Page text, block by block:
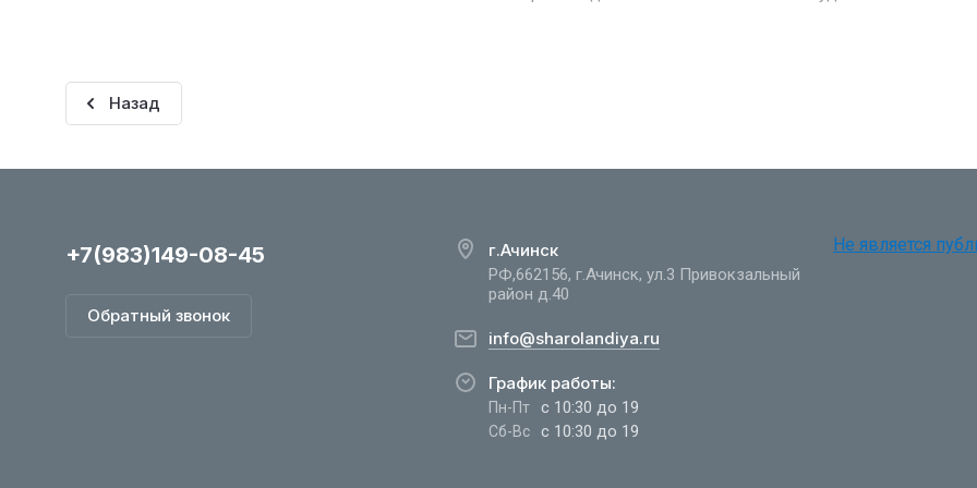
Назад
+7(983)149-08-45
Обратный звонок
г.Ачинск
РФ,662156, г.Ачинск, ул.3 Привокзальный
район д.40
info@sharolandiya.ru
График работы:
Пн-Пт с 10:30 до 19
Сб-Вс с 10:30 до 19
Не является